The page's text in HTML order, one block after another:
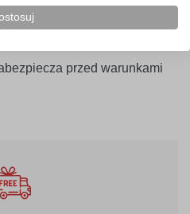
oznakowanie bezpośrednio
przed warunkami